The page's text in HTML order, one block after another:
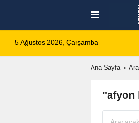
5 Ağustos 2026, Çarşamba
Ana Sayfa
"afyon